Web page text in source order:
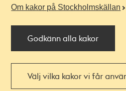
Om kakor på Stockholmskällan
Godkänn alla kakor
Välj vilka kakor vi får